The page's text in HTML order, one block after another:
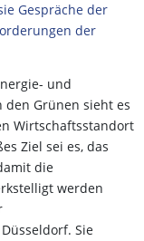
Gespräche der
der
und
Grünen sieht es
Wirtschaftsstandort
Ziel sei es, das
die
werden
Sie